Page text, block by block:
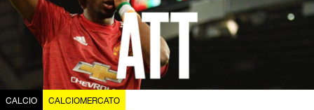
CALCIO CALCIOMERCATO